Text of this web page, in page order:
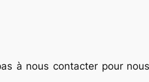
à nous contacter pour